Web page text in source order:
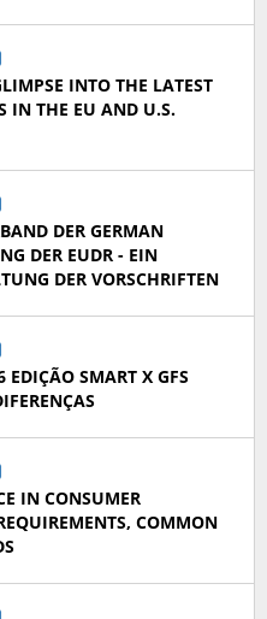
INTO THE LATEST
IN THE EU AND U.S.
DER GERMAN
DER EUDR - EIN
DER VORSCHRIFTEN
SMART X GFS
IN CONSUMER
COMMON